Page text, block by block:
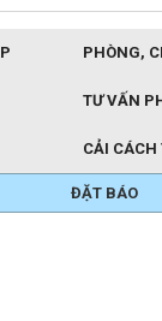
PHÒNG,
TƯ VẤN
CẢI CÁCH
ĐẶT BÁO